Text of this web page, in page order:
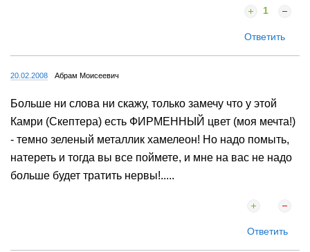
1
Ответить
20.02.2008 Абрам Моисеевич
Больше ни слова ни скажу, только замечу что у этой
Камри (Скептера) есть ФИРМЕННЫЙ цвет (моя мечта!)
- темно зеленый металлик хамелеон! Но надо помыть,
натереть и тогда вы все поймете, и мне на вас не надо
больше будет тратить нервы!.....
Ответить